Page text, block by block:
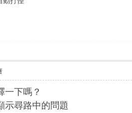
一下嗎？
示尋路中的問題